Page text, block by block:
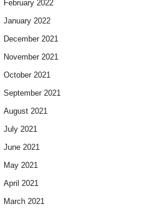
February 2022
January 2022
December 2021
November 2021
October 2021
September 2021
August 2021
July 2021
June 2021
May 2021
April 2021
March 2021